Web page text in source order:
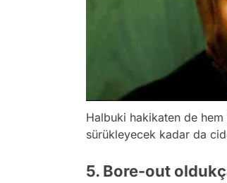
Halbuki hakikaten de
sürükleyecek kadar da
5. Bore-out